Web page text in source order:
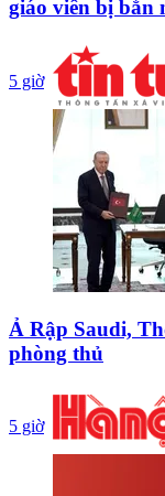
giáo viên bị bắn
5 giờ
Ả Rập Saudi,
phòng thủ
5 giờ